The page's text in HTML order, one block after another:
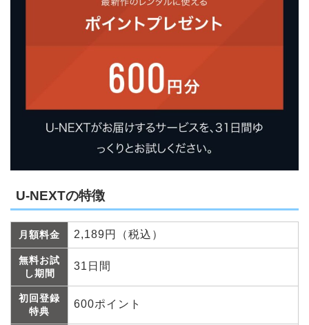
U-NEXTの特徴
月額料金 2,189円（税込）
無料お試
し期間
31日間
初回登録
特典
600ポイント